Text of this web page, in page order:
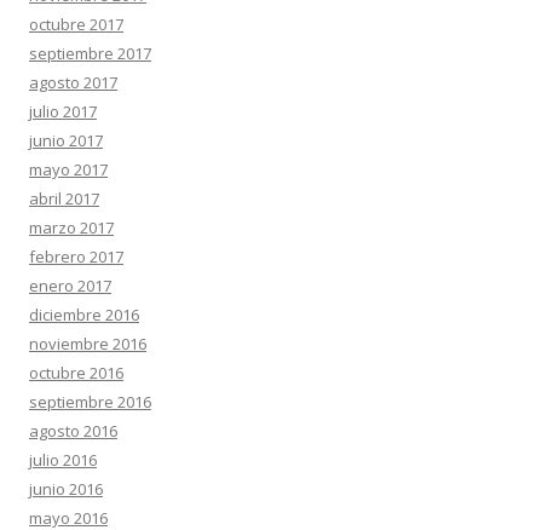
octubre 2017
septiembre 2017
agosto 2017
julio 2017
junio 2017
mayo 2017
abril 2017
marzo 2017
febrero 2017
enero 2017
diciembre 2016
noviembre 2016
octubre 2016
septiembre 2016
agosto 2016
julio 2016
junio 2016
mayo 2016